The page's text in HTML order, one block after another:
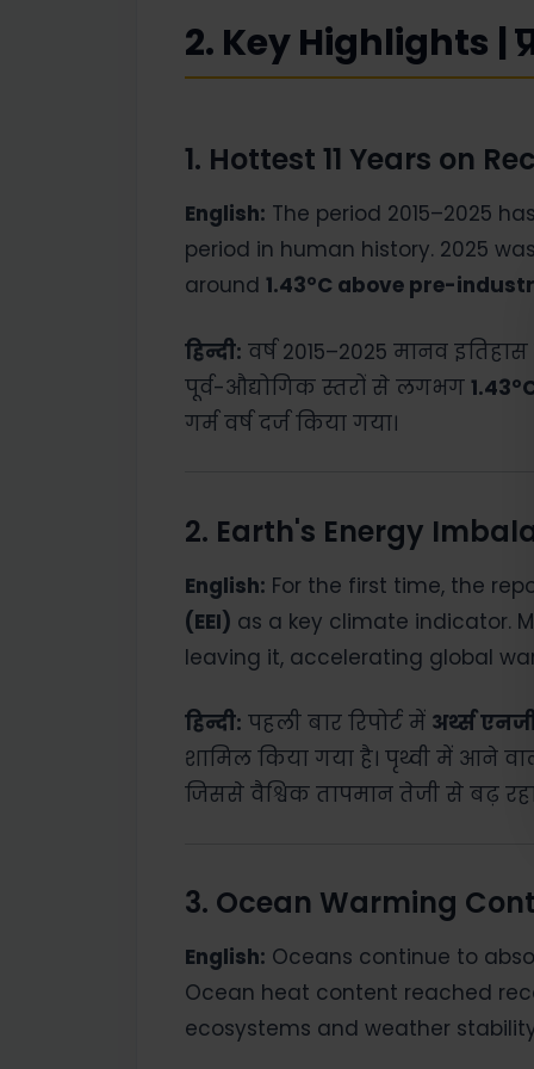
2. Key Highlights |
1. Hottest 11 Years on
English: The period 2015–2025
period in human history. 2025
around 1.43°C above pre-
हिन्दी: वर्ष 2015–2025 मानव
पूर्व-औद्योगिक स्तरों से लगभग
गर्म वर्ष दर्ज किया गया।
2. Earth's Energy
English: For the first time, the
(EEI) as a key climate indicator.
leaving it, accelerating global
हिन्दी: पहली बार रिपोर्ट में अर्थ्स
शामिल किया गया है। पृथ्वी में आने
जिससे वैश्विक तापमान तेजी से बढ़ रहा
3. Ocean Warming
English: Oceans continue to
Ocean heat content reached
ecosystems and weather